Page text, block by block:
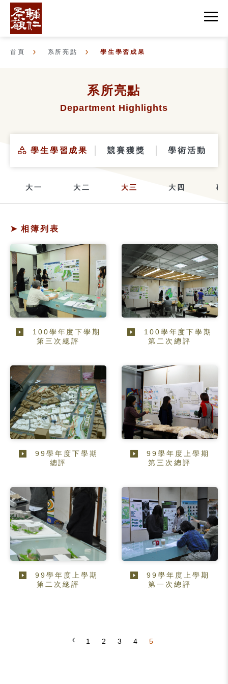
首頁 系所亮點 學生學習成果
系所亮點
Department Highlights
學生學習成果 競賽獲獎 學術活動
大一 大二 大三 大四 碩
相簿列表
100學年度下學期
第三次總評
100學年度下學期
第二次總評
99學年度下學期
總評
99學年度上學期
第三次總評
99學年度上學期
第二次總評
99學年度上學期
第一次總評
1 2 3 4 5